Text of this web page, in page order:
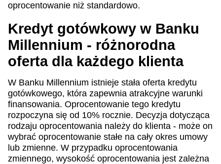
oprocentowanie niż standardowo.
Kredyt gotówkowy w Banku
Millennium - różnorodna
oferta dla każdego klienta
W Banku Millennium istnieje stała oferta kredytu
gotówkowego, która zapewnia atrakcyjne warunki
finansowania. Oprocentowanie tego kredytu
rozpoczyna się od 10% rocznie. Decyzja dotycząca
rodzaju oprocentowania należy do klienta - może on
wybrać oprocentowanie stałe na cały okres umowy
lub zmienne. W przypadku oprocentowania
zmiennego, wysokość oprocentowania jest zależna